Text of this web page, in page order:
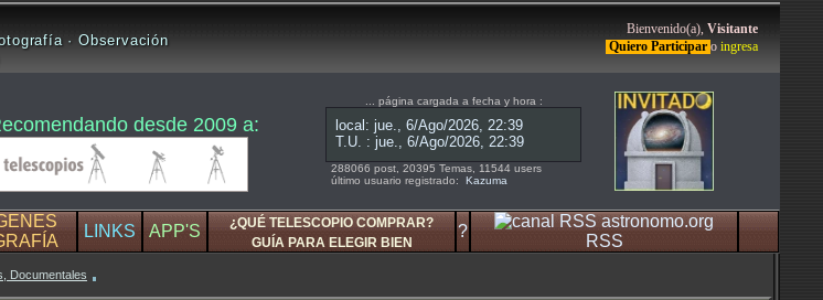
· Observación
Bienvenido(a), Visitante
Quiero Participar o ingresa
desde 2009 a:
... página cargada a fecha y hora :
288066 post, 20395 Temas, 11544 users
último usuario registrado: Kazuma
LINKS APP'S
¿QUÉ TELESCOPIO COMPRAR?
GUÍA PARA ELEGIR BIEN
?
RSS
Documentales